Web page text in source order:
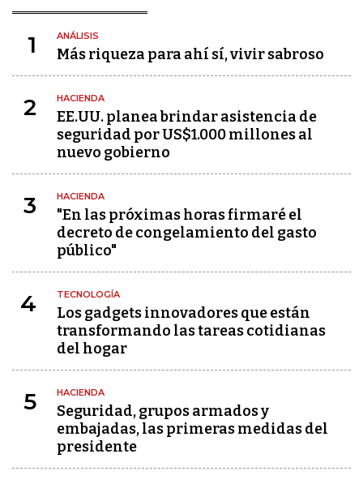
1 ANÁLISIS
Más riqueza para ahí sí, vivir sabroso
2 HACIENDA
EE.UU. planea brindar asistencia de
seguridad por US$1.000 millones al
nuevo gobierno
3 HACIENDA
"En las próximas horas firmaré el
decreto de congelamiento del gasto
público"
4 TECNOLOGÍA
Los gadgets innovadores que están
transformando las tareas cotidianas
del hogar
5 HACIENDA
Seguridad, grupos armados y
embajadas, las primeras medidas del
presidente